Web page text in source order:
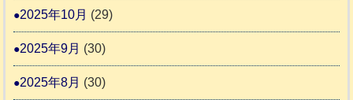
2025年10月 (29)
2025年9月 (30)
2025年8月 (30)